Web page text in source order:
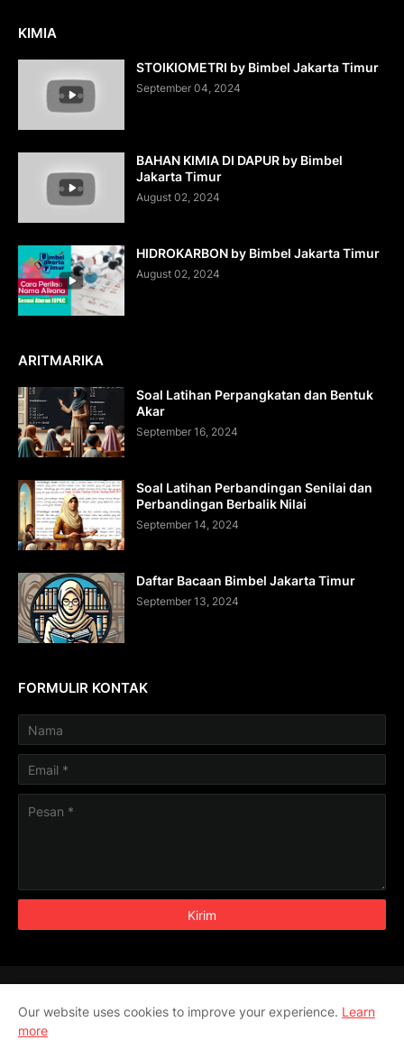
KIMIA
STOIKIOMETRI by Bimbel Jakarta Timur
September 04, 2024
BAHAN KIMIA DI DAPUR by Bimbel
Jakarta Timur
August 02, 2024
HIDROKARBON by Bimbel Jakarta Timur
August 02, 2024
ARITMARIKA
Soal Latihan Perpangkatan dan Bentuk
Akar
September 16, 2024
Soal Latihan Perbandingan Senilai dan
Perbandingan Berbalik Nilai
September 14, 2024
Daftar Bacaan Bimbel Jakarta Timur
September 13, 2024
FORMULIR KONTAK
Trigonometri
Our website uses cookies to improve your experience. Learn
more